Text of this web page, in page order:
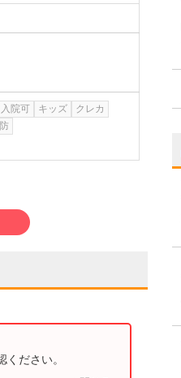
入院可 キッズ
クレカ
ださい。